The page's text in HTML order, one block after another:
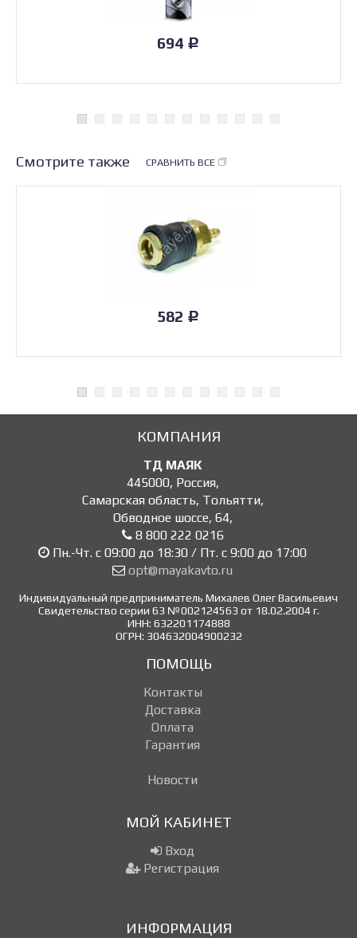
694 Р
Смотрите также СРАВНИТЬ ВСЕ
582 Р
КОМПАНИЯ
ТД МАЯК
445000, Россия,
Самарская область, Тольятти,
Обводное шоссе, 64,
8 800 222 0216
Пн.-Чт. с 09:00 до 18:30 / Пт. с 9:00 до 17:00
opt@mayakavto.ru
Индивидуальный предприниматель Михалев Олег Васильевич
Свидетельство серии 63 №002124563 от 18.02.2004 г.
ИНН: 632201174888
ОГРН: 304632004900232
ПОМОЩЬ
Контакты
Доставка
Оплата
Гарантия
Новости
МОЙ КАБИНЕТ
Вход
Регистрация
ИНФОРМАЦИЯ